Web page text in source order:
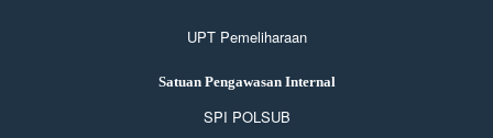
UPT Pemeliharaan
Satuan Pengawasan Internal
SPI POLSUB